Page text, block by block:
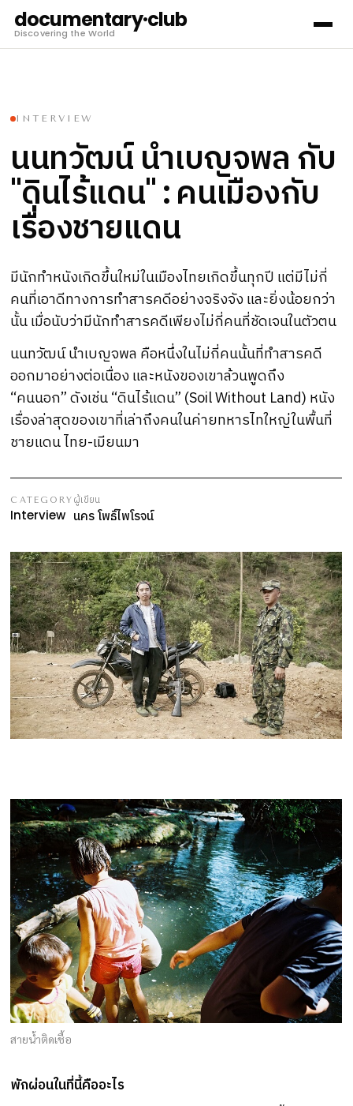
documentary·club
Discovering the World
INTERVIEW
นนทวัฒน์นำเบญจพลกับ
"ดินไร้แดน" :คนเมืองกับ
เรื่องชายแดน
มีนักทำหนังเกิดขึ้นใหม่ในเมืองไทยเกิดขึ้นทุกปี แต่มีไม่กี่
คนที่เอาดีทางการทำสารคดีอย่างจริงจัง และยิ่งน้อยกว่า
นั้น เมื่อนับว่ามีนักทำสารคดีเพียงไม่กี่คนที่ชัดเจนในตัวตน
นนทวัฒน์ นำเบญจพล คือหนึ่งในไม่กี่คนนั้นที่ทำสารคดี
ออกมาอย่างต่อเนื่อง และหนังของเขาล้วนพูดถึง
“คนนอก” ดังเช่น “ดินไร้แดน” (Soil Without Land) หนัง
เรื่องล่าสุดของเขาที่เล่าถึงคนในค่ายทหารไทใหญ่ในพื้นที่
ชายแดน ไทย-เมียนมา
CATEGORY
Interview
ผู้เขียน
นครโพธิ์ไพโรจน์
สายน้ำติดเชื้อ
พักผ่อนในที่นี้คืออะไร